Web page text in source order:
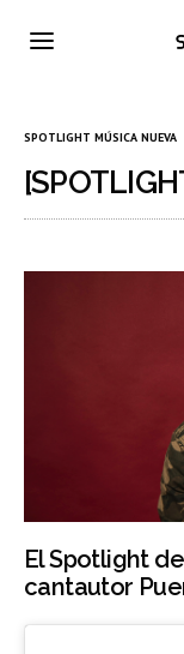
SPOTLIGHT MÚSICA NUEVA
El Spotlight
cantautor